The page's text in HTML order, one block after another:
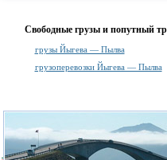
Свободные грузы и попутный
грузы Йыгева — Пылва
грузоперевозки Йыгева — Пылва